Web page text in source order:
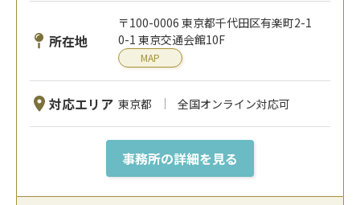
所在地
〒100-0006 東京都千代田区有楽町2-1
0-1 東京交通会館10F
MAP
対応エリア 東京都 全国オンライン対応可
事務所の詳細を見る